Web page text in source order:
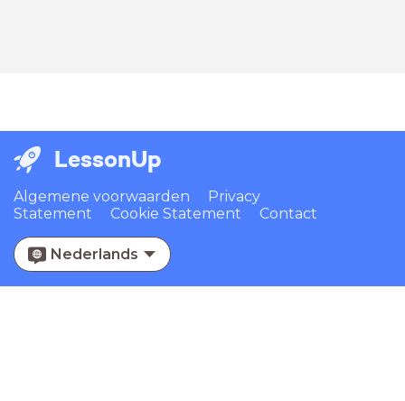
LessonUp
Algemene voorwaarden
Privacy
Statement
Cookie Statement Contact
Nederlands